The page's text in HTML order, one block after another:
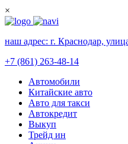
×
наш адрес: г. Краснодар,
+7 (861) 263-48-14
Автомобили
Китайские авто
Авто для такси
Автокредит
Выкуп
Трейд ин